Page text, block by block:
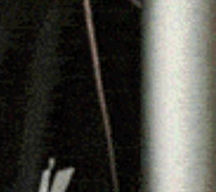
di incendi a Bonorva,
della flotta
canadair
2025. Altra giornata di incendi,
nel territorio di Bonorva. Il primo